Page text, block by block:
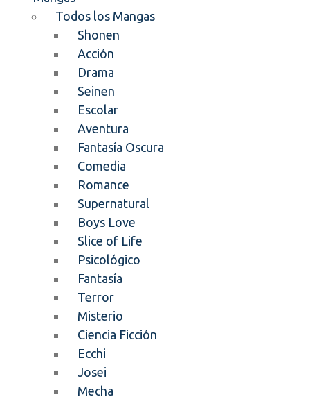
Todos los Mangas
Shonen
Acción
Drama
Seinen
Escolar
Aventura
Fantasía Oscura
Comedia
Romance
Supernatural
Boys Love
Slice of Life
Psicológico
Fantasía
Terror
Misterio
Ciencia Ficción
Ecchi
Josei
Mecha